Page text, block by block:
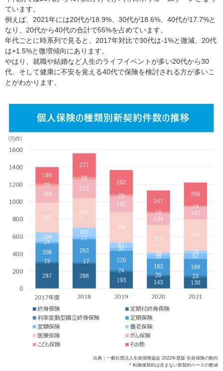
ています。
例えば、2021年には20代が18.9%、30代が18.6%、40代が17.7%と
なり、20代から40代の合計で55%を占めています。
年代ごとに時系列で見ると、2017年対比で30代は-1%と微減、20代
は+1.5%と微増傾向にあります。
やはり、就職や結婚など人生のライフイベントが多い20代から30
代、そして健康に不安を覚える40代で保険を検討される方が多いこ
とがわかります。
出典：一般社団法人生命保険協会 2022年度版 生命保険の動向
* 転換後契約は含まない新契約ベースの数値